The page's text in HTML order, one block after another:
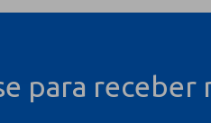
para receber